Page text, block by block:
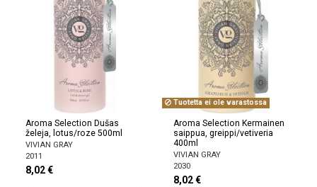
Aroma Selection Dušas
želeja, lotus/roze 500ml
VIVIAN GRAY
2011
8,02 €
Tuotetta ei ole varastossa
Aroma Selection Kermainen
saippua, greippi/vetiveria
400ml
VIVIAN GRAY
2030
8,02 €